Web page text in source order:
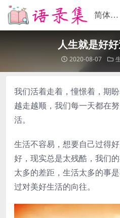
人生就是好
2020-08-07
我们活着走着，憧憬着，期
越走越顺，我们每一天都在
活。
生活不容易，想要自己过得
好，现实总是太残酷，我们
太多的差距，生活太多的事
过对美好生活的向往。